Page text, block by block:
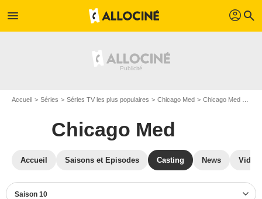
menu profil search
Accueil Séries Séries TV les plus populaires Chicago Med Chicago Med S10
Chicago Med
Accueil Saisons et Episodes Casting News
Saison 10